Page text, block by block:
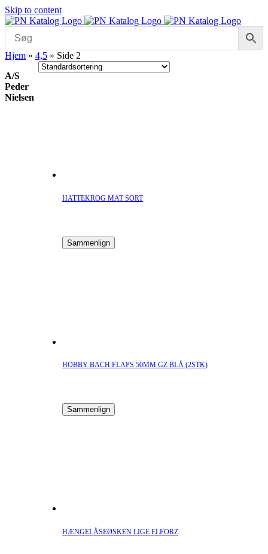
Skip to content
Hjem » 4,5 » Side 2
HATTEKROG MAT SORT
Sammenlign
HOBBY BACH FLAPS 50MM GZ BLÅ (2STK)
Sammenlign
HÆNGELÅSEØSKEN LIGE ELFORZ
A/S
Peder
Nielsen